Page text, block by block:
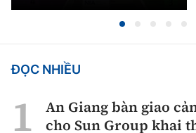
ĐỌC NHIỀU
An Giang bàn giao
cho Sun Group khai